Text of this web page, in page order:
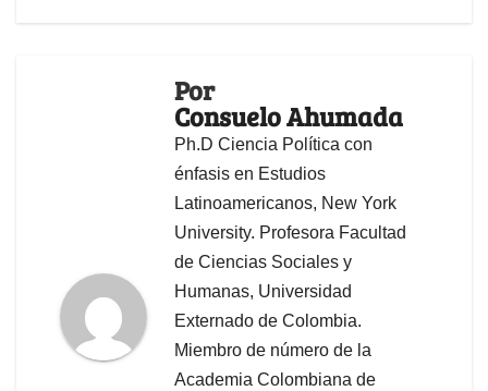
Por
Consuelo Ahumada
Ph.D Ciencia Política con
énfasis en Estudios
Latinoamericanos, New York
University. Profesora Facultad
de Ciencias Sociales y
Humanas, Universidad
Externado de Colombia.
Miembro de número de la
Academia Colombiana de